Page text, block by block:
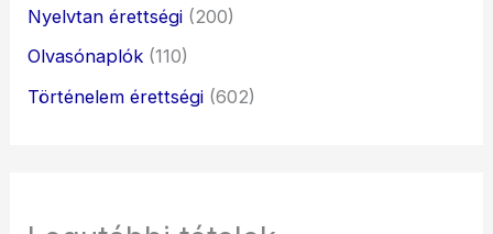
Nyelvtan érettségi (200)
Olvasónaplók (110)
Történelem érettségi (602)